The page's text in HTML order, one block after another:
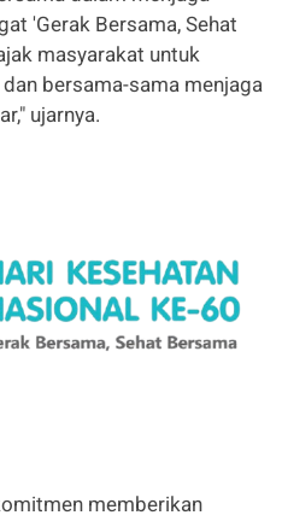
'Gerak Bersama, Sehat
masyarakat untuk
bersama-sama menjaga
ujarnya.
memberikan